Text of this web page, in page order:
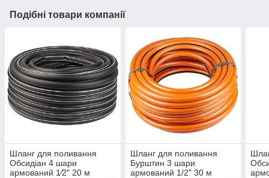
Подібні товари компанії
Шланг для поливання
Обсидіан 4 шари
армований 1⁄2" 20 м
Шланг для поливання
Бурштин 3 шари
армований 1/2" 30 м